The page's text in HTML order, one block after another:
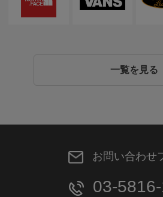
一覧を見る
お問い合わせ
03-